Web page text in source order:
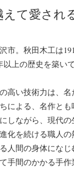
て愛され
市。秋田木工は
以上の歴史を築い
高い技術力は、
による、名作と
しながら、現代
化を続ける職人の
人間の身体にな
手間のかかる手